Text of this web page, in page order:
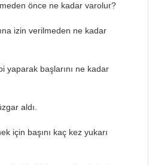
önce ne kadar varolur?
izin verilmeden ne kadar
yaparak başlarını ne kadar
aldı.
için başını kaç kez yukarı